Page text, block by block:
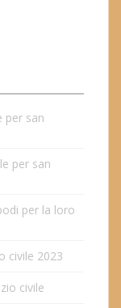
per san
per san
per la loro
civile 2023
civile